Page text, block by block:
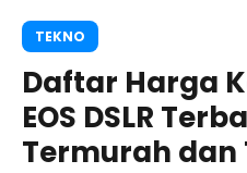
TEKNO
Daftar Harga
EOS DSLR
Termurah dan